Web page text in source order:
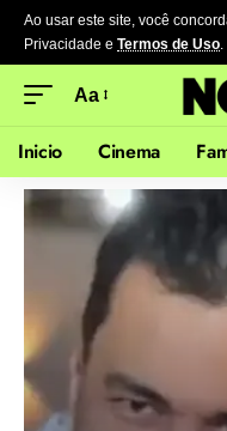
Ao usar este site, você
Privacidade e Termos de Uso.
Aa
Inicio Cinema